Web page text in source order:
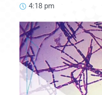
4:18 pm